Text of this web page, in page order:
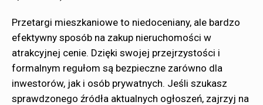
Przetargi mieszkaniowe to niedoceniany, ale bardzo
efektywny sposób na zakup nieruchomości w
atrakcyjnej cenie. Dzięki swojej przejrzystości i
formalnym regułom są bezpieczne zarówno dla
inwestorów, jak i osób prywatnych. Jeśli szukasz
sprawdzonego źródła aktualnych ogłoszeń, zajrzyj na